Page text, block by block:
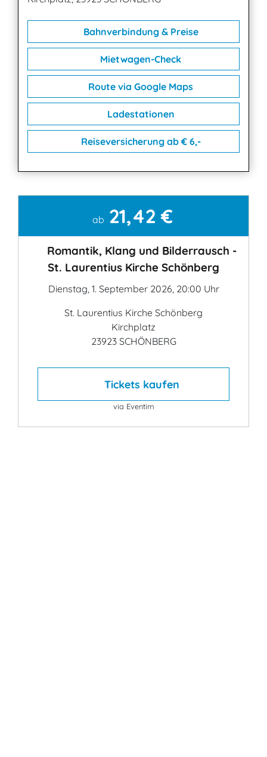
Bahnverbindung & Preise
Mietwagen-Check
Route via Google Maps
Ladestationen
Reiseversicherung ab € 6,-
ab 21,42 €
Romantik, Klang und Bilderrausch -
St. Laurentius Kirche Schönberg
Dienstag, 1. September 2026, 20:00 Uhr
St. Laurentius Kirche Schönberg
Kirchplatz
23923 SCHÖNBERG
Tickets kaufen
via Eventim